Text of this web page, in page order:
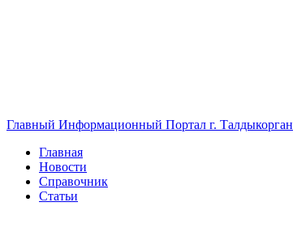
Главный Информационный Портал г. Талдыкорган
Главная
Новости
Справочник
Статьи